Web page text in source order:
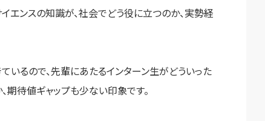
エンスの知識が、社会でどう役に立つのか、実勢経
るので、先輩にあたるインターン生がどういった
期待値ギャップも少ない印象です。